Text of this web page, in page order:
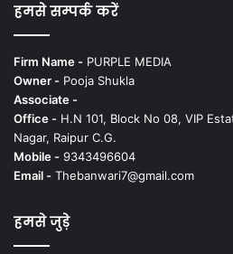
हमसे सम्पर्क करें
Firm Name - PURPLE MEDIA
Owner - Pooja Shukla
Associate -
Office - H.N 101, Block No 08, VIP
Nagar, Raipur C.G.
Mobile - 9343496604
Email - Thebanwari7@gmail.com
हमसे जुड़े